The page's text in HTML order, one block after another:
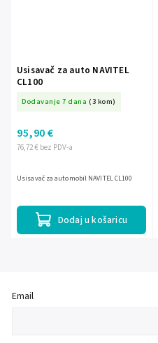
Usisavač za auto NAVITEL
CL100
Dodavanje 7 dana (3 kom)
76,72 € bez PDV-a
95,90 €
Dodaj u košaricu
Usisavač za automobil NAVITEL CL100
Email